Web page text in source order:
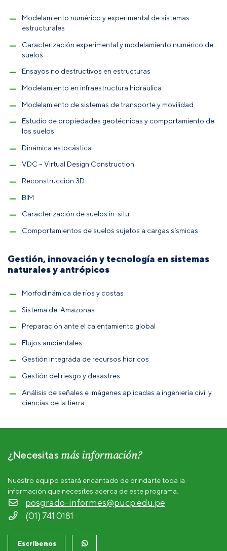
Modelamiento numérico y experimental de sistemas
estructurales
Caracterización experimental y modelamiento numérico de
suelos
Ensayos no destructivos en estructuras
Modelamiento en infraestructura hidráulica
Modelamiento de sistemas de transporte y movilidad
Estudio de propiedades geotécnicas y comportamiento de
los suelos
Dinámica estocástica
VDC – Virtual Design Construction
Reconstrucción 3D
BIM
Caracterización de suelos in-situ
Comportamientos de suelos sujetos a cargas sísmicas
Gestión, innovación y tecnología en sistemas
naturales y antrópicos
Morfodinámica de ríos y costas
Sistema del Amazonas
Preparación ante el calentamiento global
Flujos ambientales
Gestión integrada de recursos hídricos
Gestión del riesgo y desastres
Análisis de señales e imágenes aplicadas a ingeniería civil y
ciencias de la tierra
¿Necesitas más información?
Nuestro equipo estará encantado de brindarte toda la
información que necesites acerca de este programa.
posgrado-informes@pucp.edu.pe
(01) 741 0181
Escríbenos